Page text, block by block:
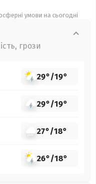
умови на сьогодні
грози
29°/19°
29°/19°
27°/18°
26°/18°